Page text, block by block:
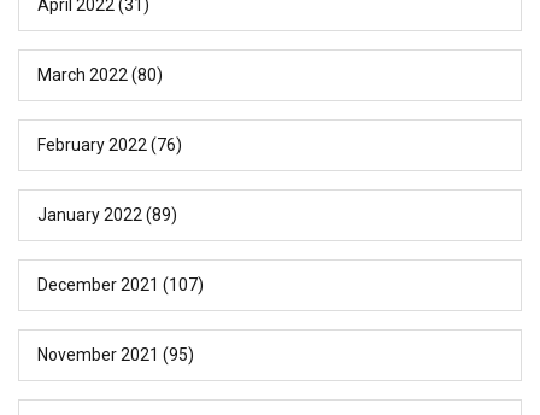
April 2022 (31)
March 2022 (80)
February 2022 (76)
January 2022 (89)
December 2021 (107)
November 2021 (95)